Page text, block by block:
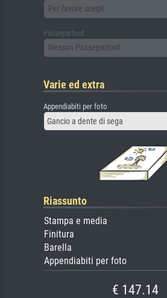
Per favore scegli
Passepartout
Nessun Passepartout
Varie ed extra
Appendiabiti per foto
Gancio a dente di sega
Riassunto
Stampa e media
Finitura
Barella
Appendiabiti per foto
€ 147.14